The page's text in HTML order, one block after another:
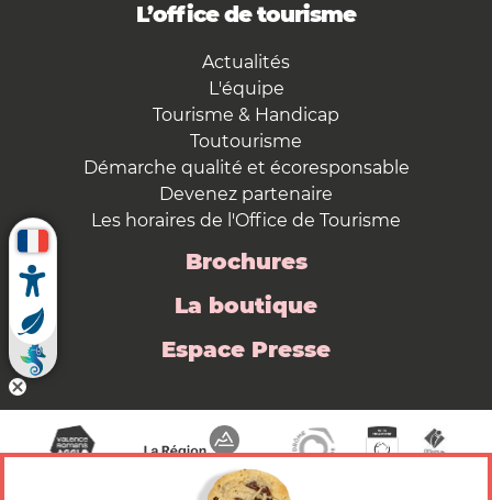
L’office de tourisme
Actualités
L'équipe
Tourisme & Handicap
Toutourisme
Démarche qualité et écoresponsable
Devenez partenaire
Les horaires de l'Office de Tourisme
Brochures
La boutique
Espace Presse